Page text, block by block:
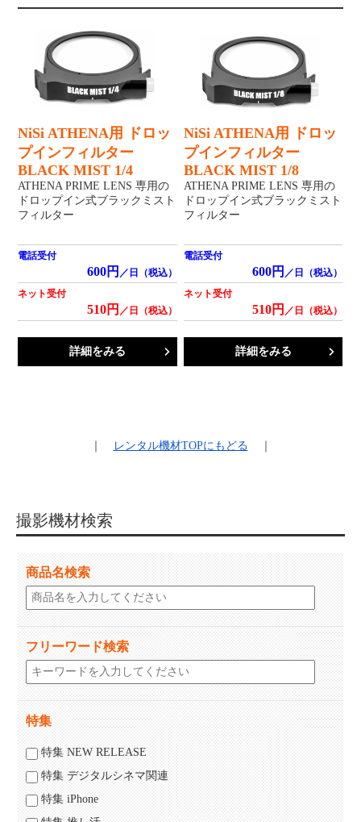
NiSi ATHENA用 ドロッ
プインフィルター
BLACK MIST 1/4
ATHENA PRIME LENS 専用の
ドロップイン式ブラックミスト
フィルター
電話受付
600円 ／日（税込）
ネット受付
510円 ／日（税込）
詳細をみる
NiSi ATHENA用 ドロッ
プインフィルター
BLACK MIST 1/8
ATHENA PRIME LENS 専用の
ドロップイン式ブラックミスト
フィルター
電話受付
600円 ／日（税込）
ネット受付
510円 ／日（税込）
詳細をみる
レンタル機材TOPにもどる
撮影機材検索
商品名検索
フリーワード検索
特集
特集 NEW RELEASE
特集 デジタルシネマ関連
特集 iPhone